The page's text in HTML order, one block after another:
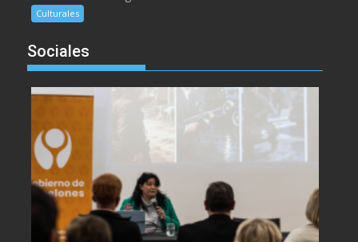
Culturales
Sociales